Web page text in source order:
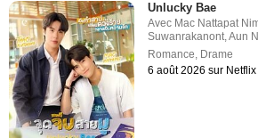
Unlucky Bae
Avec Mac Nattapat
Suwanrakanont,Aun
Romance, Drame
6 août 2026 sur Netflix